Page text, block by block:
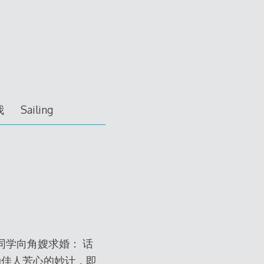
Sailing
学向角嫂求婚： 话
人芳心的妙计，即